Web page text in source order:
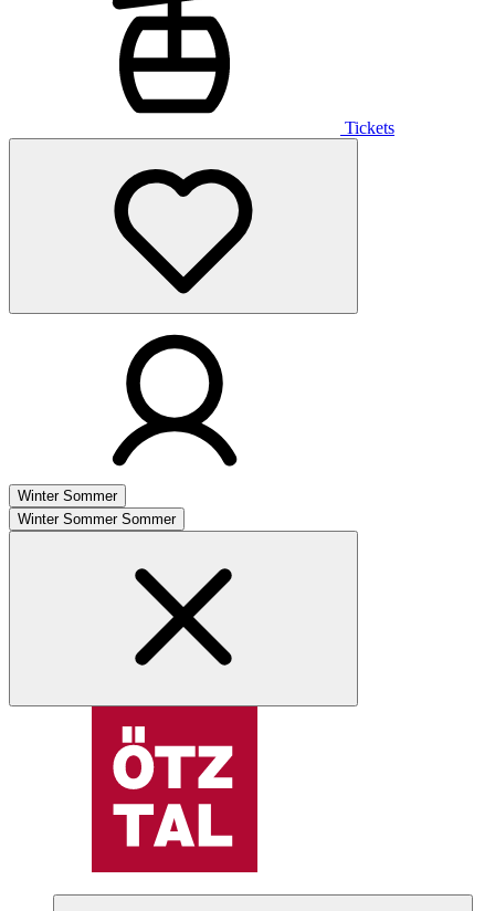
Tickets
Winter Sommer
Winter Sommer Sommer